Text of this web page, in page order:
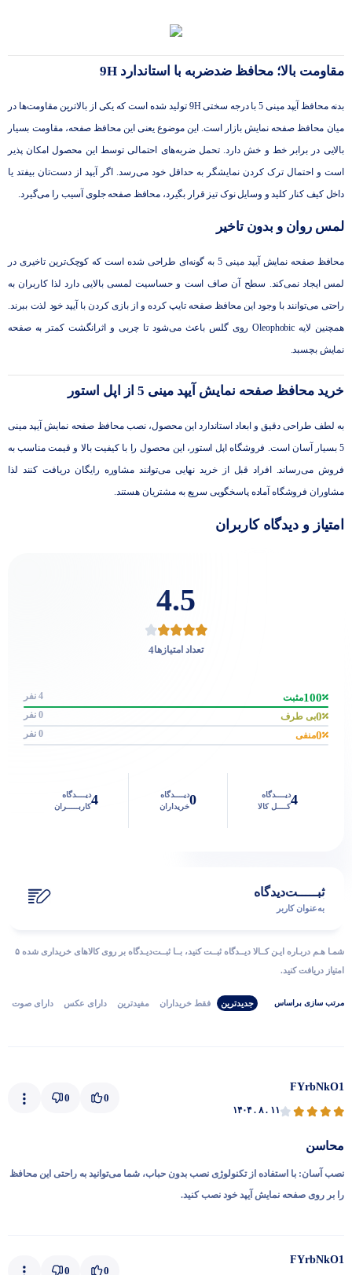
مقاومت بالا؛ محافظ ضدضربه با استاندارد 9H
بدنه محافظ آیپد مینی 5 با درجه سختی 9H تولید شده است که یکی از بالاترین مقاومت‌ها در
میان محافظ صفحه نمایش بازار است. این موضوع یعنی این محافظ صفحه، مقاومت بسیار
بالایی در برابر خط و خش دارد. تحمل ضربه‌های احتمالی توسط این محصول امکان پذیر
است و احتمال ترک کردن نمایشگر به حداقل خود می‌رسد. اگر آیپد از دست‌تان بیفتد یا
داخل کیف کنار کلید و وسایل نوک تیز قرار بگیرد، محافظ صفحه جلوی آسیب را می‌گیرد.
لمس روان و بدون تاخیر
محافظ صفحه نمایش آیپد مینی 5 به گونه‌ای طراحی شده است که کوچک‌ترین تاخیری در
لمس ایجاد نمی‌کند. سطح آن صاف است و حساسیت لمسی بالایی دارد لذا کاربران به
راحتی می‌توانند با وجود این محافظ صفحه تایپ کرده و از بازی کردن با آیپد خود لذت ببرند.
همچنین لایه Oleophobic روی گلس باعث می‌شود تا چربی و اثرانگشت کمتر به صفحه
نمایش بچسبد.
خرید محافظ صفحه نمایش آیپد مینی 5 از اپل استور
به لطف طراحی دقیق و ابعاد استاندارد این محصول، نصب محافظ صفحه نمایش آیپد مینی
5 بسیار آسان است. فروشگاه اپل استور، این محصول را با کیفیت بالا و قیمت مناسب به
فروش می‌رساند. افراد قبل از خرید نهایی می‌توانند مشاوره رایگان دریافت کنند لذا
مشاوران فروشگاه آماده پاسخگویی سریع به مشتریان هستند.
امتیاز و دیدگاه کاربران
4.5
تعداد امتیازها4
100مثبت 4 نفر
0بی طرف 0 نفر
0منفی 0 نفر
4دیــــدگاه
کــــل کالا
0دیــــدگاه
خریداران
4دیــــدگاه
کاربـــــران
ثبـــــت‌دیدگاه
به‌عنوان کاربر
شمـا هـم دربـاره ایـن کــالا دیــدگاه ثبــت کنید، بــا ثبــت‌دیـدگاه بر روی کالاهای خریداری شده ۵
امتیاز دریافت کنید.
مرتب‌ سازی‌ بر‌اساس جدیدترین فقط‌ خریداران‌ مفیدترین دارای‌ عکس دارای‌ صوت
FYrbNkO1
۱۴۰۴ . ۸ . ۱۱
0
0
محاسن
نصب آسان: با استفاده از تکنولوژی نصب بدون حباب، شما می‌توانید به راحتی این محافظ
را بر روی صفحه نمایش آیپد خود نصب کنید.
FYrbNkO1
0
0